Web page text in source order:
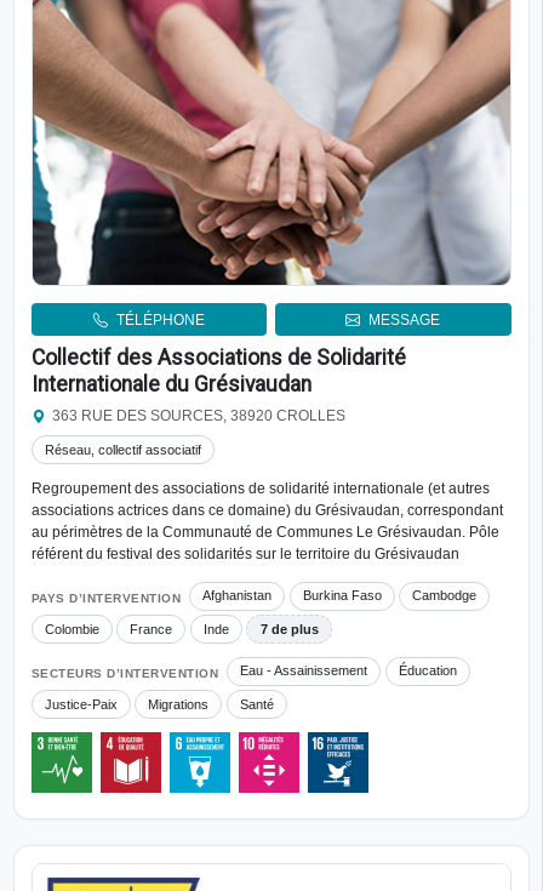
TÉLÉPHONE MESSAGE
Collectif des Associations de Solidarité
Internationale du Grésivaudan
363 RUE DES SOURCES, 38920 CROLLES
Réseau, collectif associatif
Regroupement des associations de solidarité internationale (et autres
associations actrices dans ce domaine) du Grésivaudan, correspondant
au périmètres de la Communauté de Communes Le Grésivaudan. Pôle
référent du festival des solidarités sur le territoire du Grésivaudan
PAYS D’INTERVENTION Afghanistan Burkina Faso Cambodge
Colombie France Inde 7 de plus
SECTEURS D’INTERVENTION Eau - Assainissement Éducation
Justice-Paix Migrations Santé